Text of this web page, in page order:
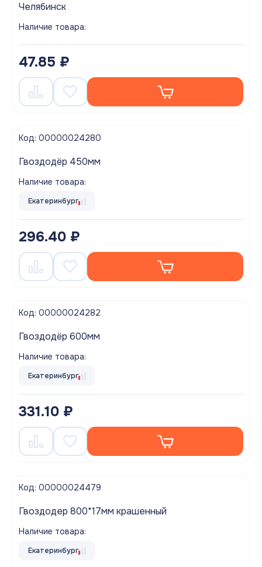
Челябинск
Наличие товара:
47.85 ₽
Код: 00000024280
Гвоздодёр 450мм
Наличие товара:
Екатеринбург
296.40 ₽
Код: 00000024282
Гвоздодёр 600мм
Наличие товара:
Екатеринбург
331.10 ₽
Код: 00000024479
Гвоздодер 800*17мм крашенный
Наличие товара:
Екатеринбург